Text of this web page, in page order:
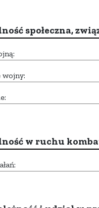
społeczna,
wojny:
w ruchu